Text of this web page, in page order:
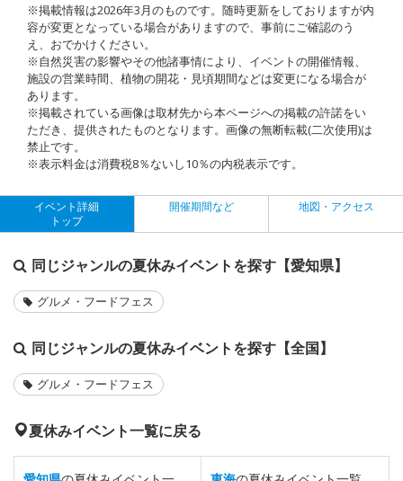
※掲載情報は2026年3月のものです。随時更新をしておりますが内
容が変更となっている場合がありますので、事前にご確認のう
え、おでかけください。
※自然災害の影響やその他諸事情により、イベントの開催情報、
施設の営業時間、植物の開花・見頃期間などは変更になる場合が
あります。
※掲載されている画像は取材先から本ページへの掲載の許諾をい
ただき、提供されたものとなります。画像の無断転載(二次使用)は
禁止です。
※表示料金は消費税8％ないし10％の内税表示です。
イベント詳細
トップ
開催期間など 地図・アクセス
同じジャンルの夏休みイベントを探す【愛知県】
グルメ・フードフェス
同じジャンルの夏休みイベントを探す【全国】
グルメ・フードフェス
夏休みイベント一覧に戻る